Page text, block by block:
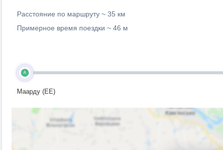
Расстояние по маршруту ~ 35 км
Примерное время поездки ~ 46 м
A
Маарду (EE)